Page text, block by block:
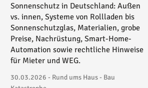
Sonnenschutz in Deutschland: Außen
vs. innen, Systeme von Rollladen bis
Sonnenschutzglas, Materialien, grobe
Preise, Nachrüstung, Smart-Home-
Automation sowie rechtliche Hinweise
für Mieter und WEG.
30.03.2026 - Rund ums Haus - Bau